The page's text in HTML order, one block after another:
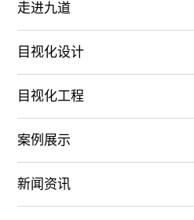
走进九道
目视化设计
目视化工程
案例展示
新闻资讯